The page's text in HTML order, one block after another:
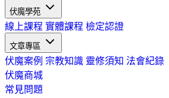
伏魔學苑
線上課程 實體課程 檢定認證
文章專區
伏魔案例 宗教知識 靈修須知 法會紀錄
伏魔商城
常見問題